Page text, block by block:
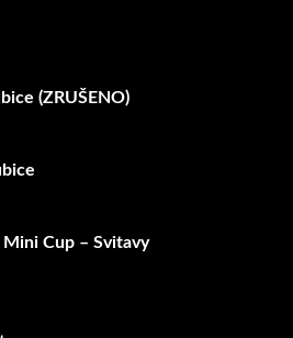
(ZRUŠENO)
Mini Cup – Svitavy